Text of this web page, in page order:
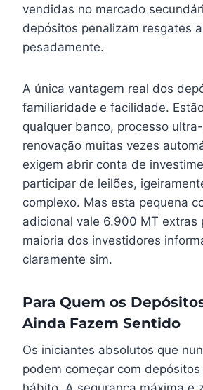
vendidas no mercado
depósitos penalizam resgates
pesadamente.
A única vantagem real dos
familiaridade e facilidade.
qualquer banco, processo
renovação muitas vezes
exigem abrir conta de
participar de leilões,
complexo. Mas esta pequena
adicional vale 6.900 MT extras
maioria dos investidores
claramente sim.
Para Quem os
Ainda Fazem Sentido
Os iniciantes absolutos que
podem começar com